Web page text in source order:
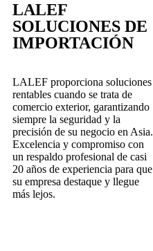
LALEF
SOLUCIONES DE
IMPORTACIÓN
LALEF proporciona soluciones
rentables cuando se trata de
comercio exterior, garantizando
siempre la seguridad y la
precisión de su negocio en Asia.
Excelencia y compromiso con
un respaldo profesional de casi
20 años de experiencia para que
su empresa destaque y llegue
más lejos.